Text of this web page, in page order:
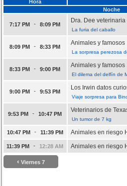
Hora
Noche
7:17 PM - 8:09 PM
Dra. Dee veterinaria
La furia del caballo
8:09 PM - 8:33 PM
Animales y famosos
La sorpresa perezosa
8:33 PM - 9:00 PM
Animales y famosos
El dilema del delfín de
9:00 PM - 9:53 PM
Los Irwin datos
Viaje sorpresa para
9:53 PM - 10:47 PM
Veterinarios de
Un tumor de 7 kg
10:47 PM - 11:39 PM Animales en riesgo
11:39 PM - 12:28 AM Animales en riesgo
‹ Viernes 7